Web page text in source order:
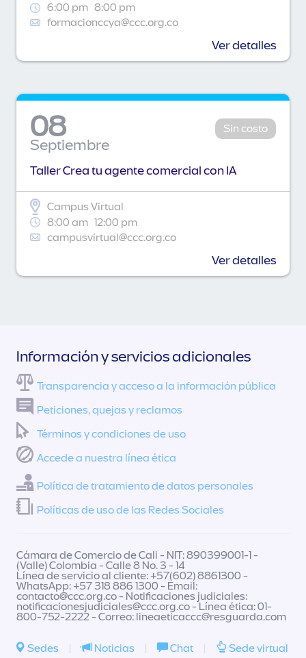
6:00 pm 8:00 pm
formacionccya@ccc.org.co
Ver detalles
08
Septiembre
Sin costo
Taller Crea tu agente comercial con IA
Campus Virtual
8:00 am 12:00 pm
campusvirtual@ccc.org.co
Ver detalles
Información y servicios adicionales
Transparencia y acceso a la información pública
Peticiones, quejas y reclamos
Términos y condiciones de uso
Accede a nuestra línea ética
Política de tratamiento de datos personales
Políticas de uso de las Redes Sociales
Cámara de Comercio de Cali - NIT: 890399001-1 -
(Valle) Colombia - Calle 8 No. 3 - 14
Línea de servicio al cliente: +57(602) 8861300 -
WhatsApp: +57 318 886 1300 - Email:
contacto@ccc.org.co- Notificaciones judiciales:
notificacionesjudiciales@ccc.org.co- Línea ética: 01-
800-752-2222 - Correo: lineaeticaccc@resguarda.com
Sedes | Noticias | Chat | Sede virtual